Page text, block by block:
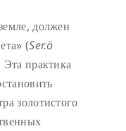
должен
(Ser.ö
Эта практика
золотистого